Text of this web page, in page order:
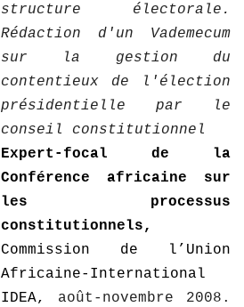
structure électorale.
Rédaction d'un Vademecum
sur la gestion du
contentieux de l'élection
présidentielle par le
conseil constitutionnel
Expert-focal de la
Conférence africaine sur
les processus
constitutionnels,
Commission de l’Union
Africaine-International
IDEA,
août-novembre 2008.